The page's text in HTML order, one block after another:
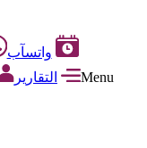
واتسآب
التقارير
Menu